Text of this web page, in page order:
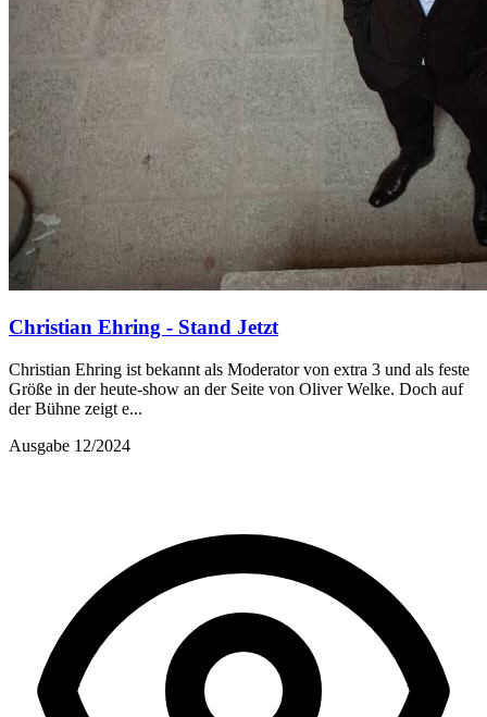
Christian Ehring - Stand Jetzt
Christian Ehring ist bekannt als Moderator von extra 3 und als feste
Größe in der heute-show an der Seite von Oliver Welke. Doch auf
der Bühne zeigt e...
Ausgabe 12/2024